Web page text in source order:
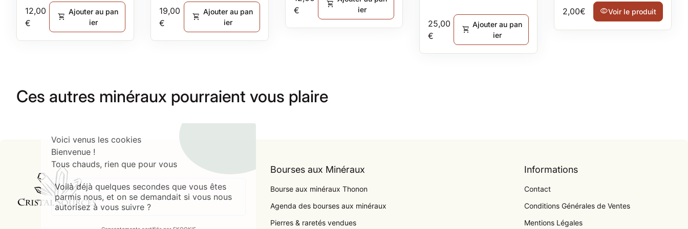
Prix normal
12,00
€
shopping_cart
Ajouter au pan
ier
Prix normal
19,00
€
shopping_cart
Ajouter au pan
ier
€
shopping_cart
ier
Prix normal
25,00
€
shopping_cart
Ajouter au pan
ier
Prix normal
2,00€ visibilityVoir le produit
Ces autres minéraux pourraient vous plaire
Bourses aux Minéraux
Bourse aux minéraux Thonon
Agenda des bourses aux minéraux
Pierres & raretés vendues
Informations
Contact
Conditions Générales de Ventes
Mentions Légales
Voici venus les cookies
Bienvenue !
Tous chauds, rien que pour vous
Voilà déjà quelques secondes que vous êtes
parmis nous, et on se demandait si vous nous
autorisez à vous suivre ?
.